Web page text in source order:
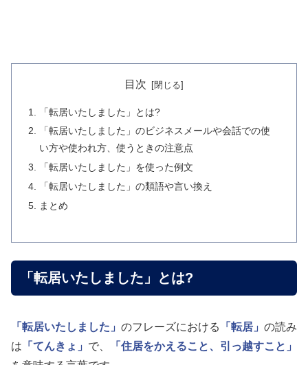
目次
「転居いたしました」とは?
「転居いたしました」のビジネスメールや会話での使
い方や使われ方、使うときの注意点
「転居いたしました」を使った例文
「転居いたしました」の類語や言い換え
まとめ
「転居いたしました」とは?
「転居いたしました」 のフレーズにおける 「転居」 の読み
は 「てんきょ」 で、
「住居をかえること、引っ越すこと」